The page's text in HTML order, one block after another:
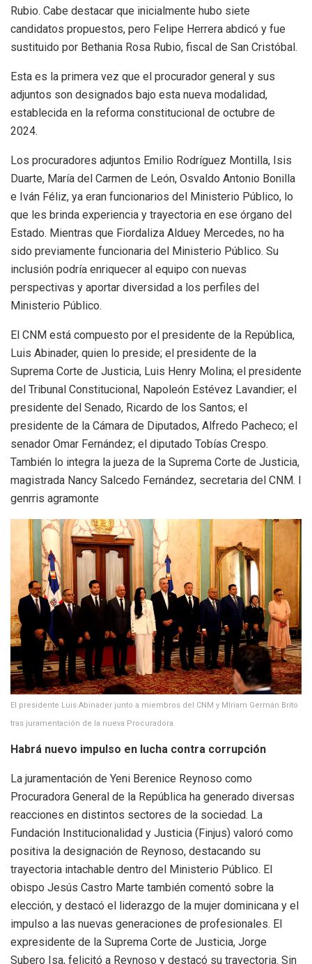
Rubio. Cabe destacar que inicialmente hubo siete
candidatos propuestos, pero Felipe Herrera abdicó y fue
sustituido por Bethania Rosa Rubio, fiscal de San Cristóbal.
Esta es la primera vez que el procurador general y sus
adjuntos son designados bajo esta nueva modalidad,
establecida en la reforma constitucional de octubre de
2024.
Los procuradores adjuntos Emilio Rodríguez Montilla, Isis
Duarte, María del Carmen de León, Osvaldo Antonio Bonilla
e Iván Féliz, ya eran funcionarios del Ministerio Público, lo
que les brinda experiencia y trayectoria en ese órgano del
Estado. Mientras que Fiordaliza Alduey Mercedes, no ha
sido previamente funcionaria del Ministerio Público. Su
inclusión podría enriquecer al equipo con nuevas
perspectivas y aportar diversidad a los perfiles del
Ministerio Público.
El CNM está compuesto por el presidente de la República,
Luis Abinader, quien lo preside; el presidente de la
Suprema Corte de Justicia, Luis Henry Molina; el presidente
del Tribunal Constitucional, Napoleón Estévez Lavandier; el
presidente del Senado, Ricardo de los Santos; el
presidente de la Cámara de Diputados, Alfredo Pacheco; el
senador Omar Fernández; el diputado Tobías Crespo.
También lo integra la jueza de la Suprema Corte de Justicia,
magistrada Nancy Salcedo Fernández, secretaria del CNM. l
genrris agramonte
El presidente Luis Abinader junto a miembros del CNM y MIriam Germán Brito
tras juramentación de la nueva Procuradora.
Habrá nuevo impulso en lucha contra corrupción
La juramentación de Yeni Berenice Reynoso como
Procuradora General de la República ha generado diversas
reacciones en distintos sectores de la sociedad. La
Fundación Institucionalidad y Justicia (Finjus) valoró como
positiva la designación de Reynoso, destacando su
trayectoria intachable dentro del Ministerio Público. El
obispo Jesús Castro Marte también comentó sobre la
elección, y destacó el liderazgo de la mujer dominicana y el
impulso a las nuevas generaciones de profesionales. El
expresidente de la Suprema Corte de Justicia, Jorge
Subero Isa, felicitó a Reynoso y destacó su trayectoria. Sin